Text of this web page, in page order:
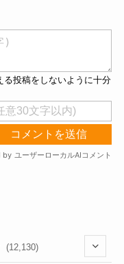
(12,130)